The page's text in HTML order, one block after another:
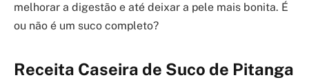
melhorar a digestão e até deixar a pele mais bonita. É
ou não é um suco completo?
Receita Caseira de Suco de Pitanga